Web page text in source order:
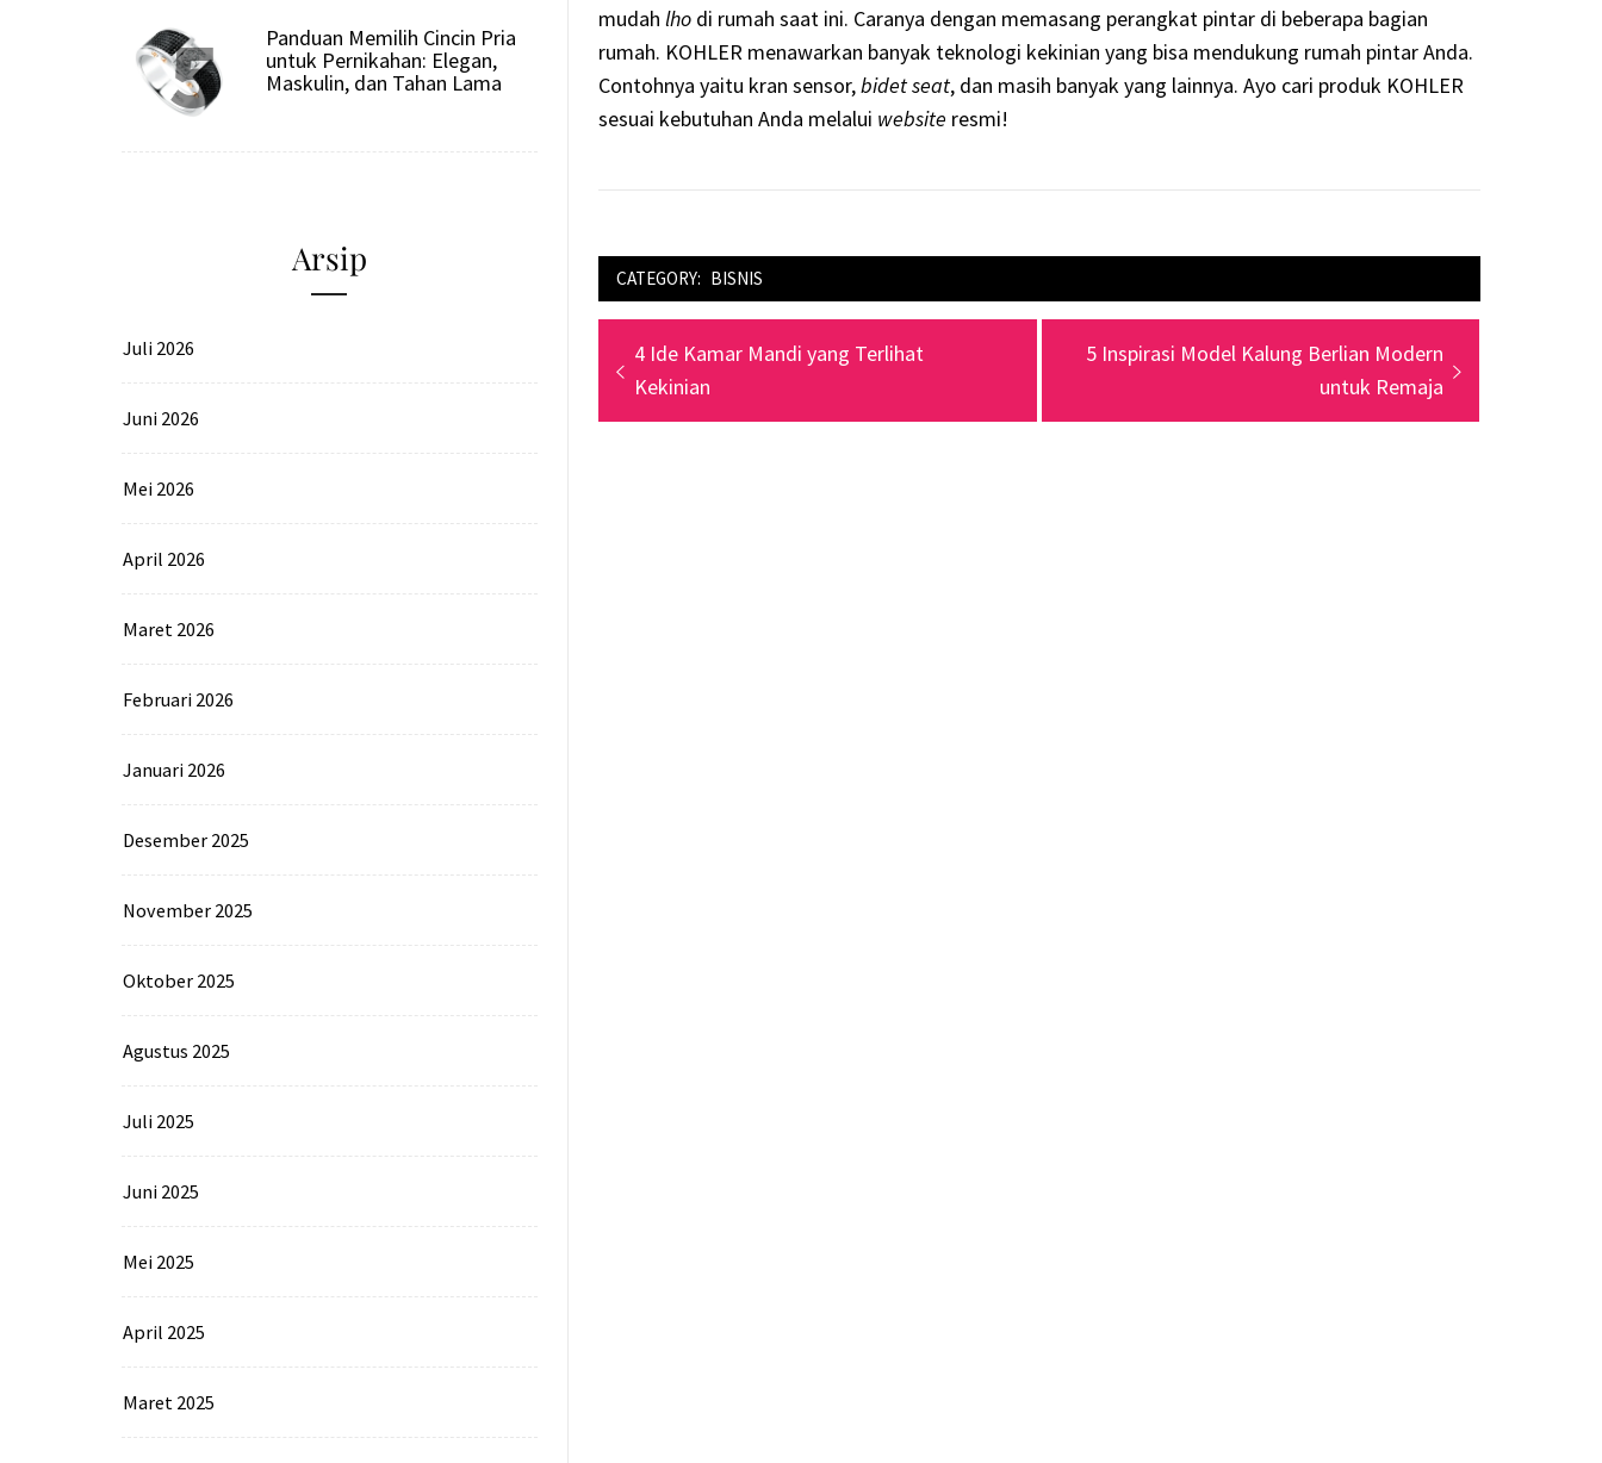
mudahlho di rumah saat ini. Caranya dengan memasang perangkat pintar di beberapa bagian
rumah. KOHLER menawarkan banyak teknologi kekinian yang bisa mendukung rumah pintar Anda.
Contohnya yaitu kran sensor,bidet seat, dan masih banyak yang lainnya. Ayo cari produk KOHLER
sesuai kebutuhan Anda melalui website resmi!
CATEGORY: BISNIS
Navigasi
pos
Previous
post:
4 Ide Kamar Mandi yang Terlihat
Kekinian
Next
5 Inspirasi Model Kalung Berlian Modern
untuk Remaja
5
Panduan Memilih Cincin Pria
untuk Pernikahan: Elegan,
Maskulin, dan Tahan Lama
Arsip
Juli 2026
Juni 2026
Mei 2026
April 2026
Maret 2026
Februari 2026
Januari 2026
Desember 2025
November 2025
Oktober 2025
Agustus 2025
Juli 2025
Juni 2025
Mei 2025
April 2025
Maret 2025